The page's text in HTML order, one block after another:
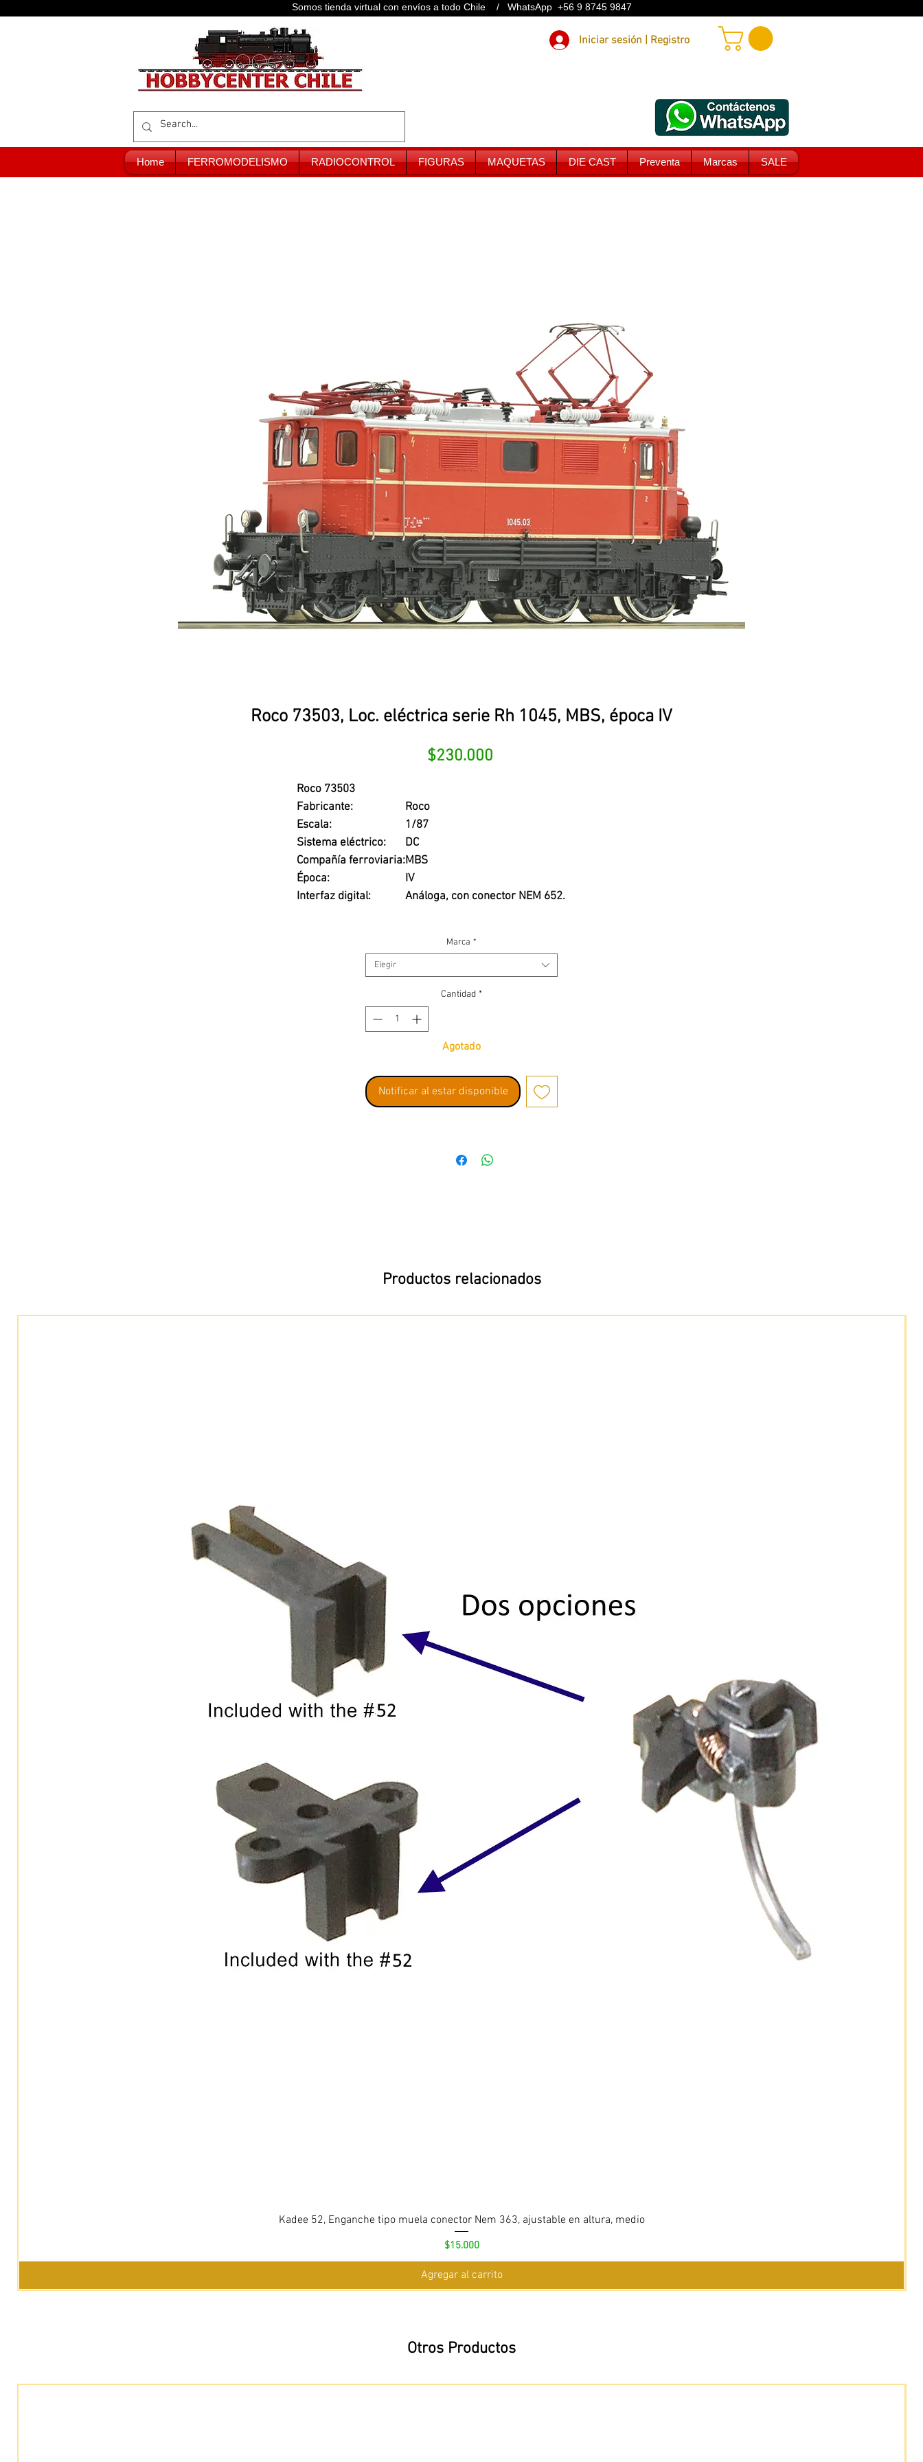
Somos tienda virtual con envíos a todo Chile / WhatsApp +56 9 8745 9847
Iniciar sesión | Registro
Home FERROMODELISMO RADIOCONTROL FIGURAS MAQUETAS DIE CAST Preventa Marcas SALE
Roco 73503, Loc. eléctrica serie Rh 1045, MBS, época IV
$230.000Precio
Roco 73503
Fabricante:
Roco
Escala:
1/87
Sistema eléctrico:
DC
Compañía ferroviaria:MBS
Época:
IV
Interfaz digital:
Análoga, con conector NEM 652.
Marca *
Elegir
Cantidad *
Agotado
Notificar al estar disponible
Productos relacionados
Kadee 52, Enganche tipo muela conector Nem 363, ajustable en altura, medio
Precio
$15.000
Agregar al carrito
Otros Productos